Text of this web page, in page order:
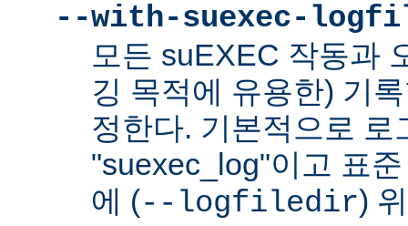
--with-suexec-
모든 suEXEC 작동과
깅 목적에 유용한) 기
정한다. 기본적으로 로
"suexec_log"이고 표
에 (--logfiledir)